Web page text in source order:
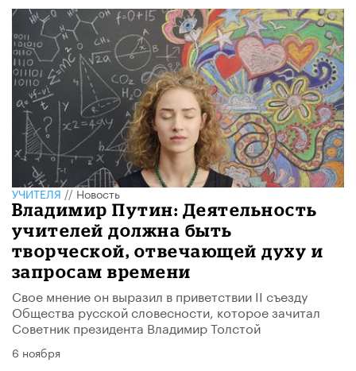
УЧИТЕЛЯ//Новость
Владимир Путин: Деятельность
учителей должна быть
творческой, отвечающей духу и
запросам времени
Свое мнение он выразил в приветствии II съезду
Общества русской словесности, которое зачитал
Советник президента Владимир Толстой
6 ноября